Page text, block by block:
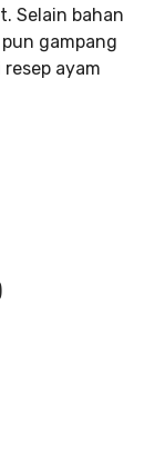
Selain bahan
gampang
ayam